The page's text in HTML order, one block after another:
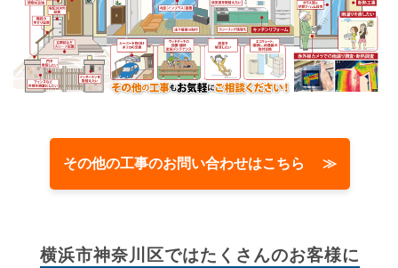
その他の工事のお問い合わせはこちら ≫
横浜市神奈川区ではたくさんのお客様に